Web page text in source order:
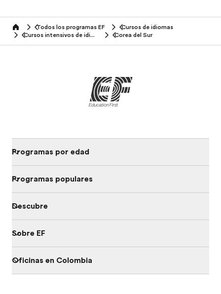
home Todos los programas EF
Cursos de idiomas
Cursos intensivos de idiomas
Corea del Sur
Programas por edad
Programas populares
Descubre
Sobre EF
Oficinas en Colombia